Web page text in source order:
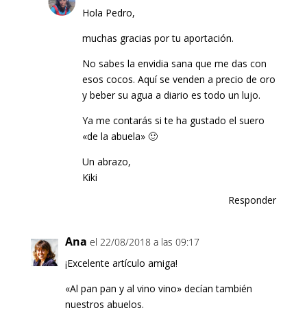
Hola Pedro,
muchas gracias por tu aportación.
No sabes la envidia sana que me das con
esos cocos. Aquí se venden a precio de oro
y beber su agua a diario es todo un lujo.
Ya me contarás si te ha gustado el suero
«de la abuela» 🙂
Un abrazo,
Kiki
Responder
Ana el 22/08/2018 a las 09:17
¡Excelente artículo amiga!
«Al pan pan y al vino vino» decían también
nuestros abuelos.